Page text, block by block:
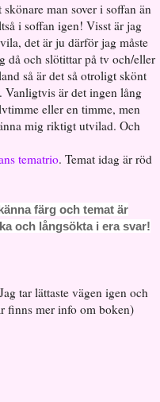
man sover i soffan än
i soffan igen! Visst är jag
det är ju därför jag måste
då och slötittar på tv och/eller
så är det så otroligt skönt
Vanligtvis är det ingen lång
eller en timme, men
mig riktigt utvilad. Och
tematrio. Temat idag är röd
färg och temat är
och långsökta i era svar!
tar lättaste vägen igen och
finns mer info om boken)